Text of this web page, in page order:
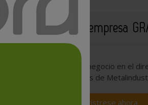
Publique su empresa
Promocione su negocio en el
empresas de
Regístrese ahora